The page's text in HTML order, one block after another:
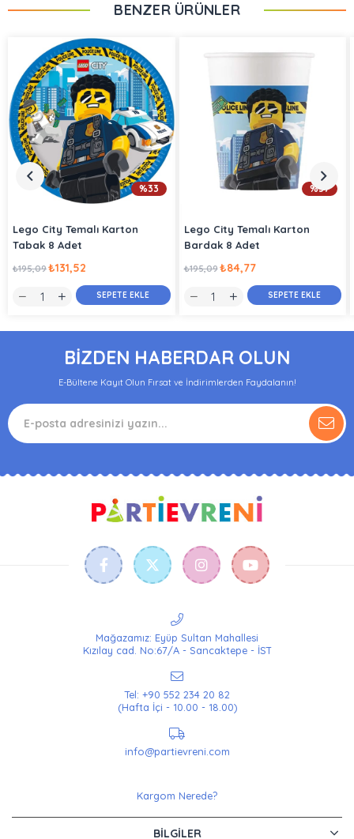
BENZER ÜRÜNLER
Lego City Temalı Karton
Tabak 8 Adet
₺131,52
₺195,09
SEPETE EKLE
%33
Lego City Temalı Karton
Bardak 8 Adet
₺84,77
₺195,09
SEPETE EKLE
%57
BİZDEN HABERDAR OLUN
E-Bültene Kayıt Olun Fırsat ve İndirimlerden Faydalanın!
Mağazamız: Eyüp Sultan Mahallesi
Kızılay cad. No:67/A - Sancaktepe - İST
Tel: +90 552 234 20 82
(Hafta İçi - 10.00 - 18.00)
info@partievreni.com
Kargom Nerede?
BILGILER